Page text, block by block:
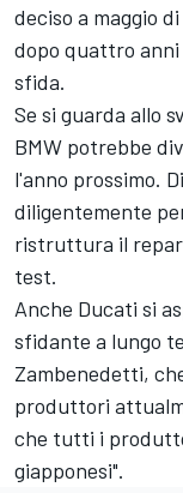
deciso a maggio
dopo quattro
sfida.
Se si guarda allo
BMW potrebbe
l'anno prossimo.
diligentemente
ristruttura il
test.
Anche Ducati si
sfidante a lungo
Zambenedetti,
produttori
che tutti i
giapponesi".